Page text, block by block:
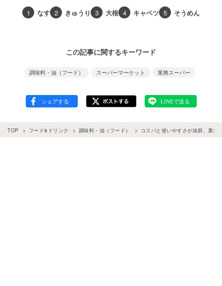
1 なす 2 きゅうり 3 大根 4 キャベツ 5 そうめん
この記事に関するキーワード
調味料・油（フード） スーパーマーケット 業務スーパー
TOP フード&ドリンク 調味料・油（フード） コスパと使いやすさが抜群。業務